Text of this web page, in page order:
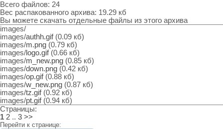
Всего файлов: 24
Вес распакованного архива: 19.29 кб
Вы можете скачать отдельные файлы из этого архива
images/
images/authh.gif(0.09 кб)
images/m.png (0.79 кб)
images/logo.gif(0.66 кб)
images/m_new.png (0.85 кб)
images/down.png (0.42 кб)
images/op.gif(0.88 кб)
images/w_new.png (0.87 кб)
images/tz.gif(0.92 кб)
images/pt.gif(0.94 кб)
Страницы:
1 2 .. 3 >>
Перейти к странице: